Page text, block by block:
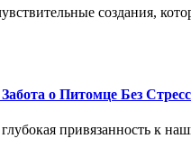
создания,
о Питомце Без
привязанность к